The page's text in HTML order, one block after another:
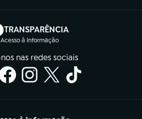
TRANSPARÊNCIA
Acesso à Informação
(abre em nova aba)
nas redes sociais